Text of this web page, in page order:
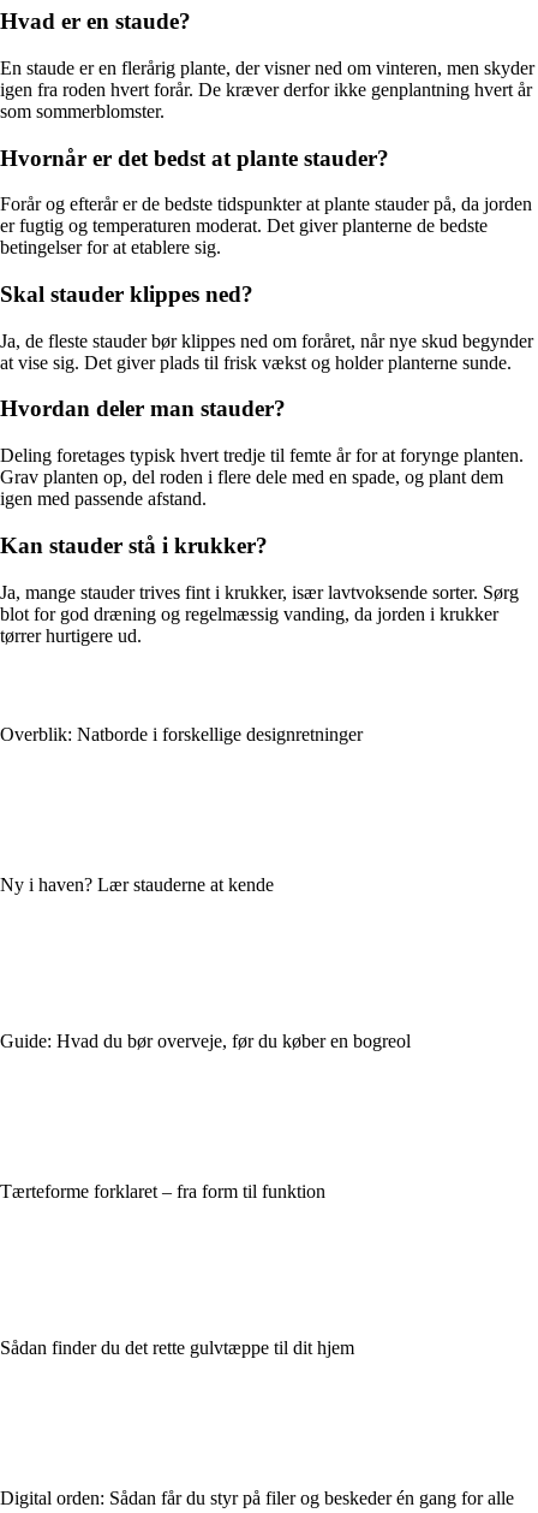
Hvad er en staude?
En staude er en flerårig plante, der visner ned om vinteren, men skyder
igen fra roden hvert forår. De kræver derfor ikke genplantning hvert år
som sommerblomster.
Hvornår er det bedst at plante stauder?
Forår og efterår er de bedste tidspunkter at plante stauder på, da jorden
er fugtig og temperaturen moderat. Det giver planterne de bedste
betingelser for at etablere sig.
Skal stauder klippes ned?
Ja, de fleste stauder bør klippes ned om foråret, når nye skud begynder
at vise sig. Det giver plads til frisk vækst og holder planterne sunde.
Hvordan deler man stauder?
Deling foretages typisk hvert tredje til femte år for at forynge planten.
Grav planten op, del roden i flere dele med en spade, og plant dem
igen med passende afstand.
Kan stauder stå i krukker?
Ja, mange stauder trives fint i krukker, især lavtvoksende sorter. Sørg
blot for god dræning og regelmæssig vanding, da jorden i krukker
tørrer hurtigere ud.
Overblik: Natborde i forskellige designretninger
Ny i haven? Lær stauderne at kende
Guide: Hvad du bør overveje, før du køber en bogreol
Tærteforme forklaret – fra form til funktion
Sådan finder du det rette gulvtæppe til dit hjem
Digital orden: Sådan får du styr på filer og beskeder én gang for alle